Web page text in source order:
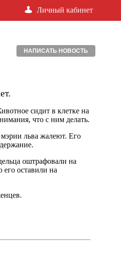
Личный кабинет
НАПИСАТЬ НОВОСТЬ
сидит в клетке на
что с ним делать.
льва жалеют. Его
оштрафовали на
его оставили на